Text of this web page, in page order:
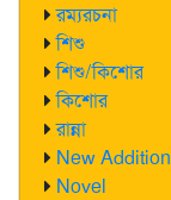
রম্যরচনা
শিশু
শিশু/কিশোর
কিশোর
রান্না
New Addition
Novel